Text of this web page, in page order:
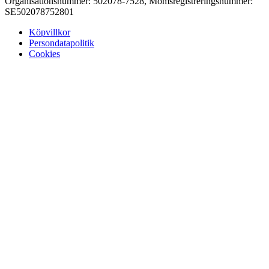
SE502078752801
Köpvillkor
Persondatapolitik
Cookies